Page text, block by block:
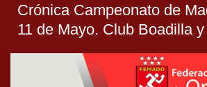
Crónica Campeonato de
11 de Mayo. Club Boadilla